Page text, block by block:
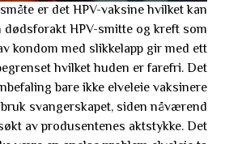
er det HPV-vaksine hvilket kan
HPV-smitte og kreft som
kondom med slikkelapp gir med ett
hvilket huden er farefri. Det
bare ikke elveleie vaksinere
svangerskapet, siden nåværend
av produsentenes aktstykke. Det